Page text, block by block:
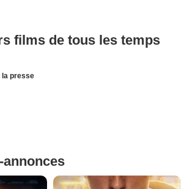
films de tous les temps
la presse
annonces